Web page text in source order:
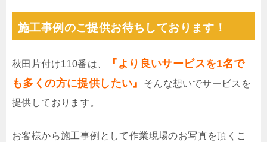
施工事例のご提供お待ちしております！
秋田片付け110番は、
『より良いサービスを1名で
も多くの方に提供したい』
そんな想いでサービスを
提供しております。
お客様から施工事例として作業現場のお写真を頂くこ